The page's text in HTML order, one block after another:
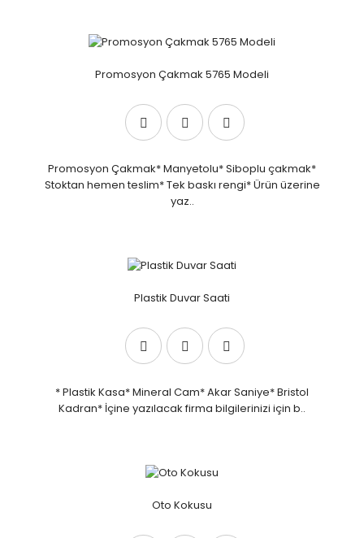
Promosyon Çakmak 5765 Modeli
Promosyon Çakmak* Manyetolu* Siboplu çakmak*
Stoktan hemen teslim* Tek baskı rengi* Ürün üzerine
yaz..
Plastik Duvar Saati
* Plastik Kasa* Mineral Cam* Akar Saniye* Bristol
Kadran* İçine yazılacak firma bilgilerinizi için b..
Oto Kokusu